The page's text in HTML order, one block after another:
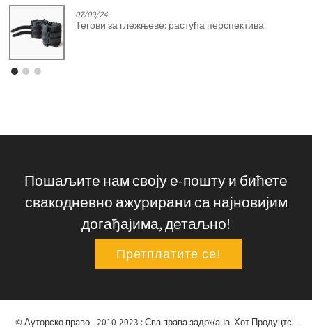
07/09/24
Тегови за глежњеве: растућа перспектива
Пошаљите нам своју е-пошту и бићете
свакодневно ажурирани са најновијим
догађајима, детаљно!
Претплатите се!
© Ауторско право - 2010-2023 : Сва права задржана.Хот Продуцтс -